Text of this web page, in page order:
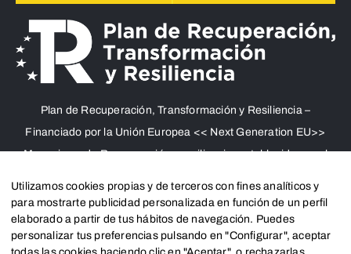
Plan de Recuperación, Transformación y Resiliencia –
Financiado por la Unión Europea << Next Generation EU>>
Mecanismo de Recuperación y resiliencia, establecido por el
Consejo, de 12 de febrero de 2021. Componente 11, Inversión
2 del PRTR gestionado por el Ministerio de Política territorial.
Utilizamos cookies propias y de terceros con fines analíticos y
para mostrarte publicidad personalizada en función de un perfil
elaborado a partir de tus hábitos de navegación. Puedes
personalizar tus preferencias pulsando en "Configurar", aceptar